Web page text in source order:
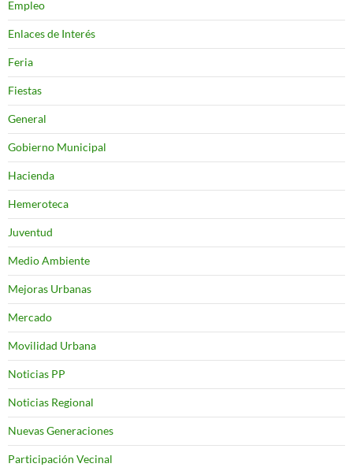
Empleo
Enlaces de Interés
Feria
Fiestas
General
Gobierno Municipal
Hacienda
Hemeroteca
Juventud
Medio Ambiente
Mejoras Urbanas
Mercado
Movilidad Urbana
Noticias PP
Noticias Regional
Nuevas Generaciones
Participación Vecinal